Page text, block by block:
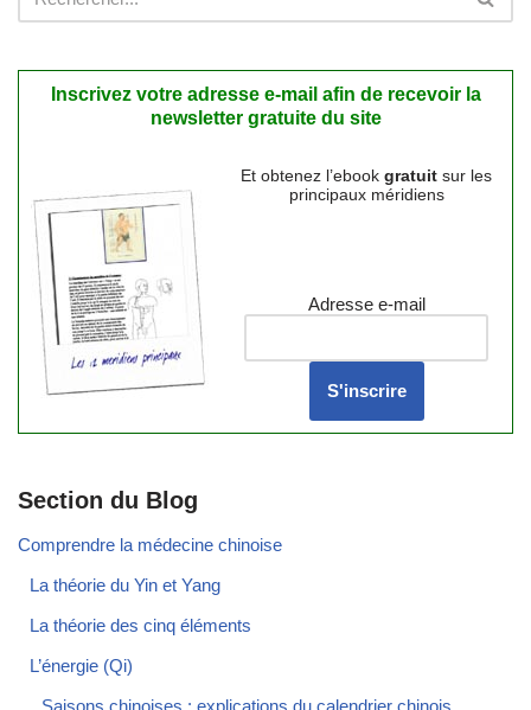
Inscrivez votre adresse e-mail afin de recevoir la
newsletter gratuite du site
Et obtenez l’ebook gratuit sur les
principaux méridiens
Adresse e-mail
Section du Blog
Comprendre la médecine chinoise
La théorie du Yin et Yang
La théorie des cinq éléments
L’énergie (Qi)
Saisons chinoises : explications du calendrier chinois